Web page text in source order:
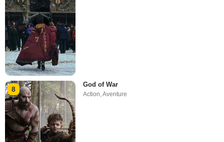
8
God of War
Action,Aventure